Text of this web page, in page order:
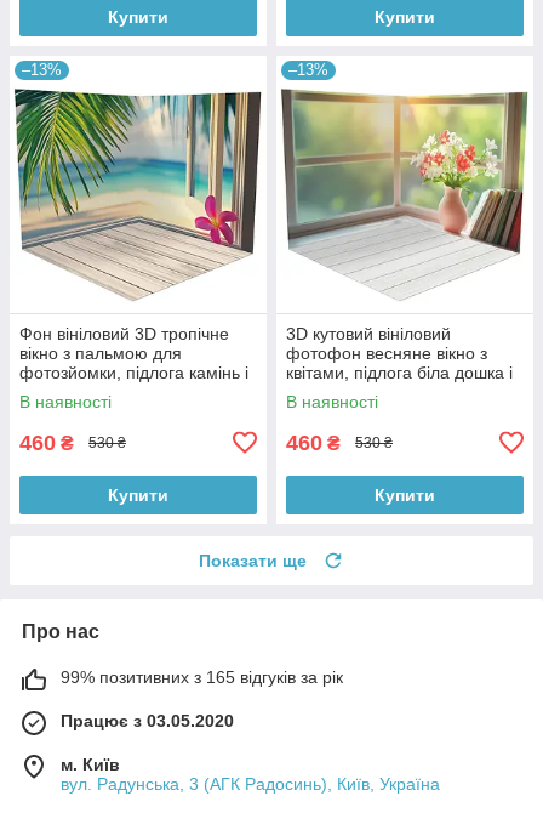
Купити Купити
–13%
Фон вініловий 3D тропічне
вікно з пальмою для
фотозйомки, підлога камінь і
біла дошка, 50×50 см,
№58629
В наявності
460 ₴ 530 ₴
Купити
–13%
3D кутовий вініловий
фотофон весняне вікно з
квітами, підлога біла дошка і
камінь, 50×50 см, №58638
В наявності
460 ₴ 530 ₴
Купити
Показати ще
Про нас
99% позитивних з 165 відгуків за рік
Працює з 03.05.2020
м. Київ
вул. Радунська, 3 (АГК Радосинь), Київ, Україна